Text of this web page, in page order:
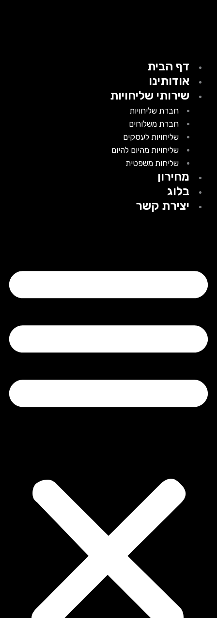
דף הבית
אודותינו
שירותי שליחויות
חברת שליחויות
חברת משלוחים
שליחויות לעסקים
שליחויות מהיום להיום
שליחות משפטית
מחירון
בלוג
יצירת קשר